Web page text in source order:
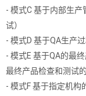
- 模式C 基于内部生产
试）
- 模式D 基于QA生产
- 模式E 基于QA的最
最终产品检查和测试的
- 模式F 基于指定机构